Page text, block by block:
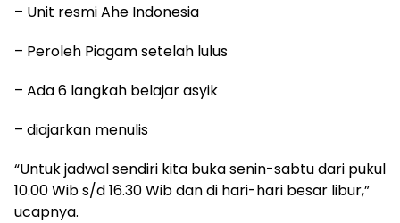
– Unit resmi Ahe Indonesia
– Peroleh Piagam setelah lulus
– Ada 6 langkah belajar asyik
– diajarkan menulis
“Untuk jadwal sendiri kita buka senin-sabtu dari pukul
10.00 Wib s/d 16.30 Wib dan di hari-hari besar libur,”
ucapnya.